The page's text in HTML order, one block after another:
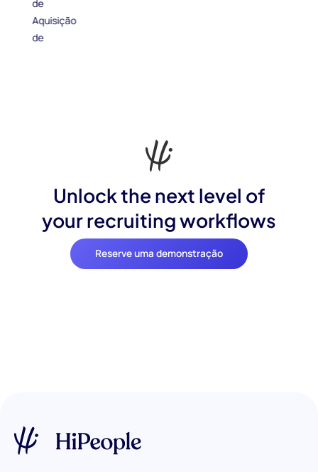
Unlock the next level of
your recruiting workflows
Reserve uma demonstração